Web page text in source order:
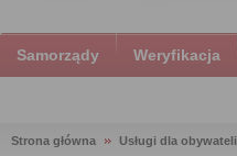
Samorządy Weryfikacja
Strona główna Usługi dla obywateli